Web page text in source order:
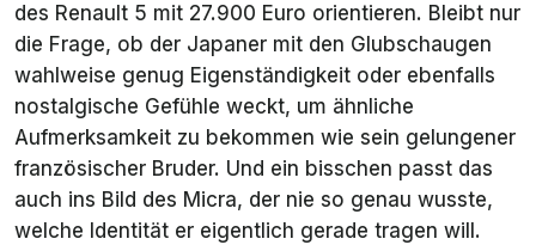
des Renault 5 mit 27.900 Euro orientieren. Bleibt nur
die Frage, ob der Japaner mit den Glubschaugen
wahlweise genug Eigenständigkeit oder ebenfalls
nostalgische Gefühle weckt, um ähnliche
Aufmerksamkeit zu bekommen wie sein gelungener
französischer Bruder. Und ein bisschen passt das
auch ins Bild des Micra, der nie so genau wusste,
welche Identität er eigentlich gerade tragen will.